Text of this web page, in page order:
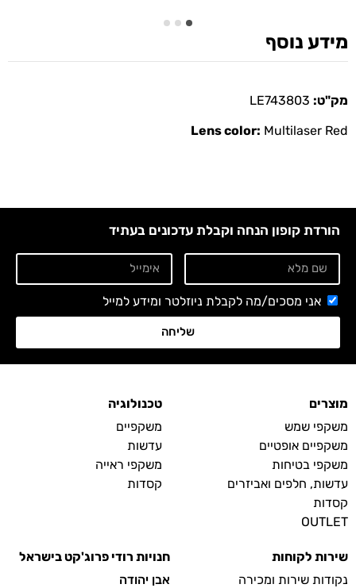
מידע נוסף
מק"ט:
Lens color: Multilaser Red
הורדת קופון הנחה וקבלת עדכונים בעתיד
אני מסכים/מה לקבלת ניוזלטר ומידע למייל
שליחה
מוצרים
משקפי שמש
משקפיים אופטיים
משקפי בטיחות
עדשות, חלפים ואביזרים
קסדות
OUTLET
טכנולוגיה
משקפיים
עדשות
משקפי ראייה
קסדות
שירות לקוחות
נקודות שירות ומכירה
חנויות רודי פרוג'קט בישראל
אבן יהודה